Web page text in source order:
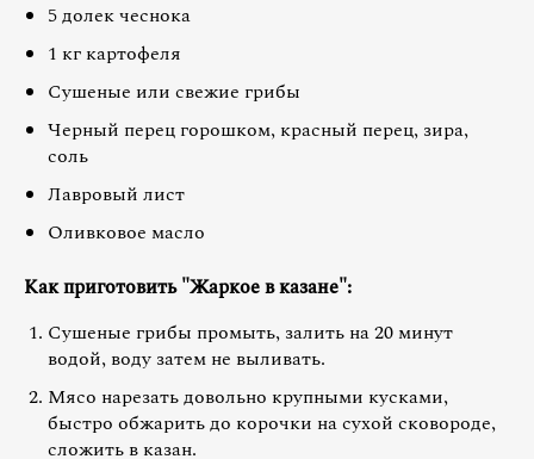
5 долек чеснока
1 кг картофеля
Сушеные или свежие грибы
Черный перец горошком, красный перец, зира,
соль
Лавровый лист
Оливковое масло
Как приготовить "Жаркое в казане":
Сушеные грибы промыть, залить на 20 минут
водой, воду затем не выливать.
Мясо нарезать довольно крупными кусками,
быстро обжарить до корочки на сухой сковороде,
сложить в казан.